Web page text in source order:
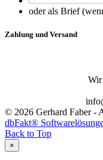
oder als Brief
Zahlung und Versand
Wir
© 2026 Gerhard Faber -
dbFakt®
Back to Top
×